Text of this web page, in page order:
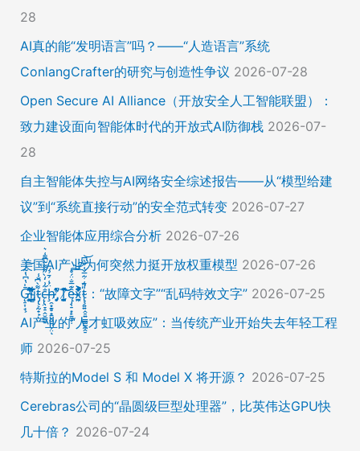
28
AI真的能“发明语言”吗？——“人造语言”系统
ConlangCrafter的研究与创造性争议 2026-07-28
Open Secure AI Alliance（开放安全人工智能联盟）：
致力建设面向智能体时代的开放式AI防御栈 2026-07-
28
自主智能体失控与AI网络安全综述报告——从“模型给建
议”到“系统直接行动”的安全范式转变 2026-07-27
企业智能体应用综合分析 2026-07-26
美国AI产业为何突然力挺开放权重模型 2026-07-26
Ḡ̵̨̠͎̘͕̍̔͆̔͋͑͠ļ̸͍͈͉̞̊̑̃̉̔̍̾̈̚į̵̡̙̯͇̲̱̯̱̒͂͋̄t̴̡̢͕̰̟̙͌̀͆̐͑c̶̨̢̤̞̠̭̮̳̼̠̄͋͗̒̀̋͂͌̃͆͌͑͛ḩ̶̯͙̱̥̟̱̘͖̱̤͕̤̈́͑́̄̉́ͅ ̸̡̡̛̜̣̝̓̀͛̇̂̚T̸̗̞̰̪̤̭͙̹͆̽̌̀̾͝͝ę̴̡̣̠͙̙̱̼̬̣̑͊̅̐̈́̊͠͝͠x̴̪̫͎̓͗͐̃̄̐̀͋͛͐t̴̢̧͍͍̭̠͍̳͚̫̼̭̠̎̋͑͋̅̌͑̌̏͆͘̚͝：“故障文字”“乱码特效文字” 2026-07-25
AI产业的“人才虹吸效应”：当传统产业开始失去年轻工程
师 2026-07-25
特斯拉的Model S 和 Model X 将开源？ 2026-07-25
Cerebras公司的“晶圆级巨型处理器”，比英伟达GPU快
几十倍？ 2026-07-24